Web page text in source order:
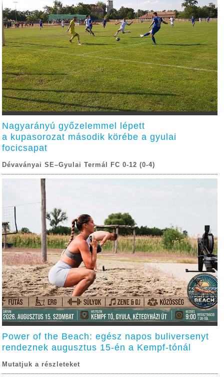
Nagyarányú győzelemmel lépett
a kupasorozat második körébe a gyulai
focicsapat
Dévaványai SE–Gyulai Termál FC 0-12 (0-4)
Power of the Beach: egész napos buliversenyt
rendeznek augusztus 15-én a Kempf-tónál
Mutatjuk a részleteket